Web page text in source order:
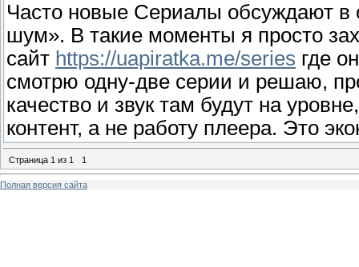
Часто новые Сериалы обсуждают в
шум». В такие моменты я просто
сайт https://uapiratka.me/series где
смотрю одну-две серии и решаю,
качество и звук там будут на
контент, а не работу плеера. Это
Страница 1 из 1 1
Полная версия сайта